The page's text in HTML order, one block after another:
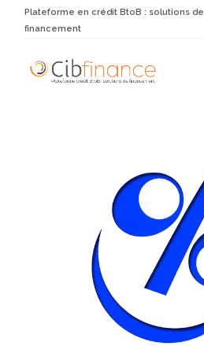
Plateforme en crédit BtoB : solutions de
financement